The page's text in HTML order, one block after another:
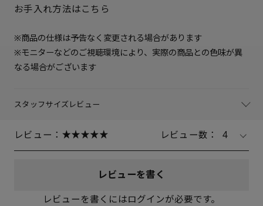
お手入れ方法はこちら
※商品の仕様は予告なく変更される場合があります
※モニターなどのご視聴環境により、実際の商品との色味が異
なる場合がございます
スタッフサイズレビュー
レビュー： レビュー数： 4
レビューを書く
レビューを書くにはログインが必要です。